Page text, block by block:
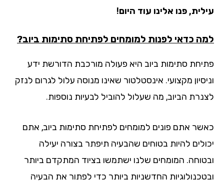
פנו אלינו עוד היום!
כדאי לפנות למומחים לפתיחת סתימות ביוב?
סתימות ביוב היא פעולה מורכבת הדורשת ידע
מקצועי. אינסטלטור שאינו מנוסה עלול לגרום לנזק
הביוב, מה שעלול להוביל לבעיות נוספות.
אתם פונים למומחים לפתיחת סתימות ביוב, אתם
להיות בטוחים שהבעיה תיפתר בצורה יעילה
המומחים שלנו ישתמשו בציוד המתקדם ביותר
החדשניות ביותר כדי לפתור את הבעיה